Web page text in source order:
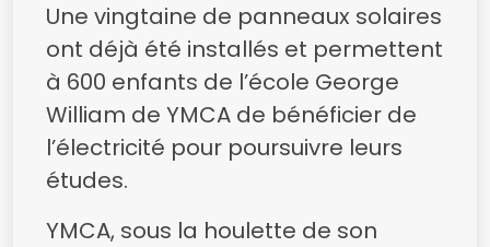
Une vingtaine de panneaux solaires
ont déjà été installés et permettent
à 600 enfants de l’école George
William de YMCA de bénéficier de
l’électricité pour poursuivre leurs
études.
YMCA, sous la houlette de son